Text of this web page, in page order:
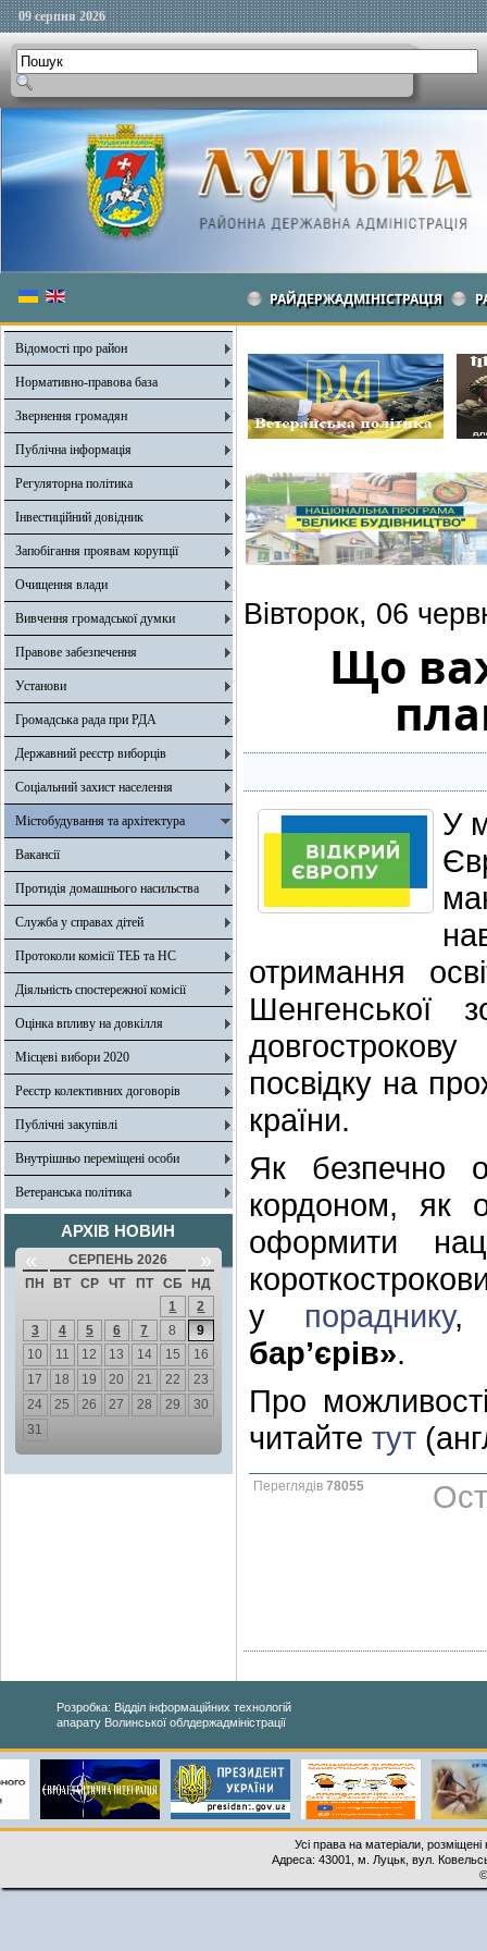
09 серпня 2026
РАЙДЕРЖАДМІНІСТРАЦІЯ
Відомості про район
Нормативно-правова база
Звернення громадян
Публічна інформація
Регуляторна політика
Інвестиційний довідник
Запобігання проявам корупції
Очищення влади
Вивчення громадської думки
Правове забезпечення
Установи
Громадська рада при РДА
Державний реєстр виборців
Соціальний захист населення
Містобудування та архітектура
Вакансії
Протидія домашнього насильства
Служба у справах дітей
Протоколи комісії ТЕБ та НС
Діяльність спостережної комісії
Оцінка впливу на довкілля
Місцеві вибори 2020
Реєстр колективних договорів
Публічні закупівлі
Внутрішньо переміщені особи
Ветеранська політика
АРХІВ НОВИН
« СЕРПЕНЬ 2026 »
ПН ВТ СР ЧТ ПТ СБ
НД
1
2
3
4 5 6 7 8
9
10
11 12 13 14 15
16
17
18 19 20 21 22
23
24
25 26 27 28 29
30
31
Вівторок, 06
Що
У
отримання
Шенгенської
посвідку на
країни.
Як безпечно
кордоном, як
оформити
у пораднику,
бар’єрів».
Про
читайте тут
Переглядів 78055
Розробка: Відділ інформаційних технологій
апарату Волинської облдержадміністрації
Усі права на матеріали,
Адреса: 43001, м. Луцьк, вул.